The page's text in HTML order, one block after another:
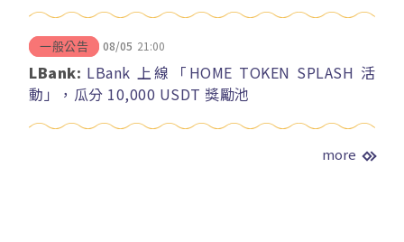
一般公告 08/05 21:00
LBank: LBank 上線「HOME TOKEN SPLASH 活
動」，瓜分 10,000 USDT 獎勵池
more